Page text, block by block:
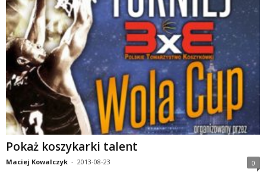
Pokaż koszykarki talent
Maciej Kowalczyk - 2013-08-23 0